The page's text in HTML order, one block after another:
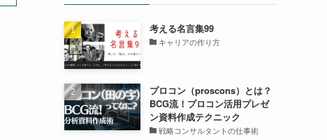
考える名言集99
キャリアの作り方
プロコン（proscons）とは？
BCG流！プロコン活用プレゼ
ン資料作成テクニック
戦略コンサルタントの仕事術